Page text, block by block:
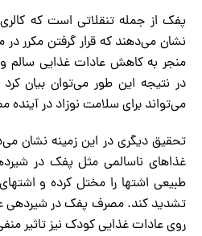
پفک از جمله تنقلاتی است که
نشان می‌دهند که قرار گرفتن مکرر
منجر به کاهش عادات غذایی سالم
در نتیجه این طور می‌توان بیان
می‌تواند برای سلامت نوزاد در آینده
تحقیق دیگری در این زمینه نشان
غذاهای ناسالمی مثل پفک در
طبیعی اشتها را مختل کرده و اشتهای
تشدید کند. مصرف پفک در شیردهی
روی عادات غذایی کودک نیز تاثیر